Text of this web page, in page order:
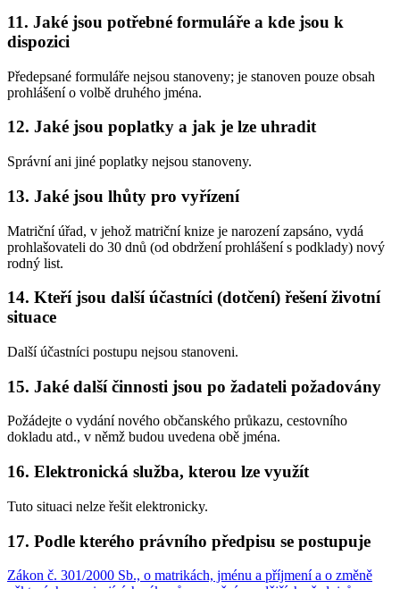
11. Jaké jsou potřebné formuláře a kde jsou k
dispozici
Předepsané formuláře nejsou stanoveny; je stanoven pouze obsah
prohlášení o volbě druhého jména.
12. Jaké jsou poplatky a jak je lze uhradit
Správní ani jiné poplatky nejsou stanoveny.
13. Jaké jsou lhůty pro vyřízení
Matriční úřad, v jehož matriční knize je narození zapsáno, vydá
prohlašovateli do 30 dnů (od obdržení prohlášení s podklady) nový
rodný list.
14. Kteří jsou další účastníci (dotčení) řešení životní
situace
Další účastníci postupu nejsou stanoveni.
15. Jaké další činnosti jsou po žadateli požadovány
Požádejte o vydání nového občanského průkazu, cestovního
dokladu atd., v němž budou uvedena obě jména.
16. Elektronická služba, kterou lze využít
Tuto situaci nelze řešit elektronicky.
17. Podle kterého právního předpisu se postupuje
Zákon č. 301/2000 Sb., o matrikách, jménu a příjmení a o změně